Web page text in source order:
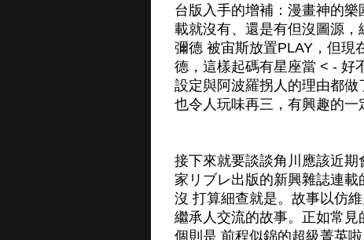
台版入手的增補：漫畫神的
載就沒有、還是有但沒圖源
彌德 被宙斯放置PLAY，但
德，這樣起碼有星座當 < - 好
設定與阿波羅拐人的理由都
也令人玩味再三，有興趣的一
接下來就要談談角川應該近
家リブレ出版的新興雜誌連
沒 打算細查就是。故事以仿
繼承人交流的故事。正如常
個則是 前程似錦的超級菁英啦